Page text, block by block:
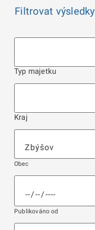
Filtrovat výsledky
Typ majetku
Kraj
Obec
Publikováno od